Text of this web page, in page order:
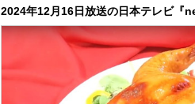
2024年12月16日放送の日本テレビ『